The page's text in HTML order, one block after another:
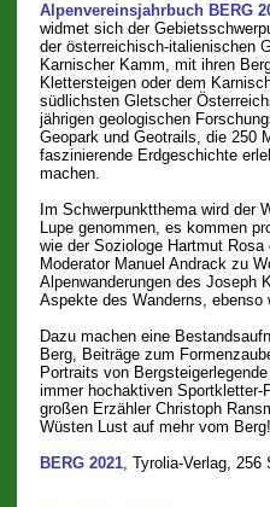
Alpenvereinsjahrbuch BERG
widmet sich der
der österreichisch-italienischen
Karnischer Kamm, mit ihren
Klettersteigen oder dem
südlichsten Gletscher
jährigen geologischen
Geopark und Geotrails, die 250
faszinierende Erdgeschichte
machen.
Im Schwerpunktthema wird der
Lupe genommen, es kommen
wie der Soziologe Hartmut Rosa
Moderator Manuel Andrack zu
Alpenwanderungen des Joseph
Aspekte des Wanderns, ebenso
Dazu machen eine
Berg, Beiträge zum
Portraits von
immer hochaktiven Sportkletter-
großen Erzähler Christoph
Wüsten Lust auf mehr vom Berg!
BERG 2021, Tyrolia-Verlag,